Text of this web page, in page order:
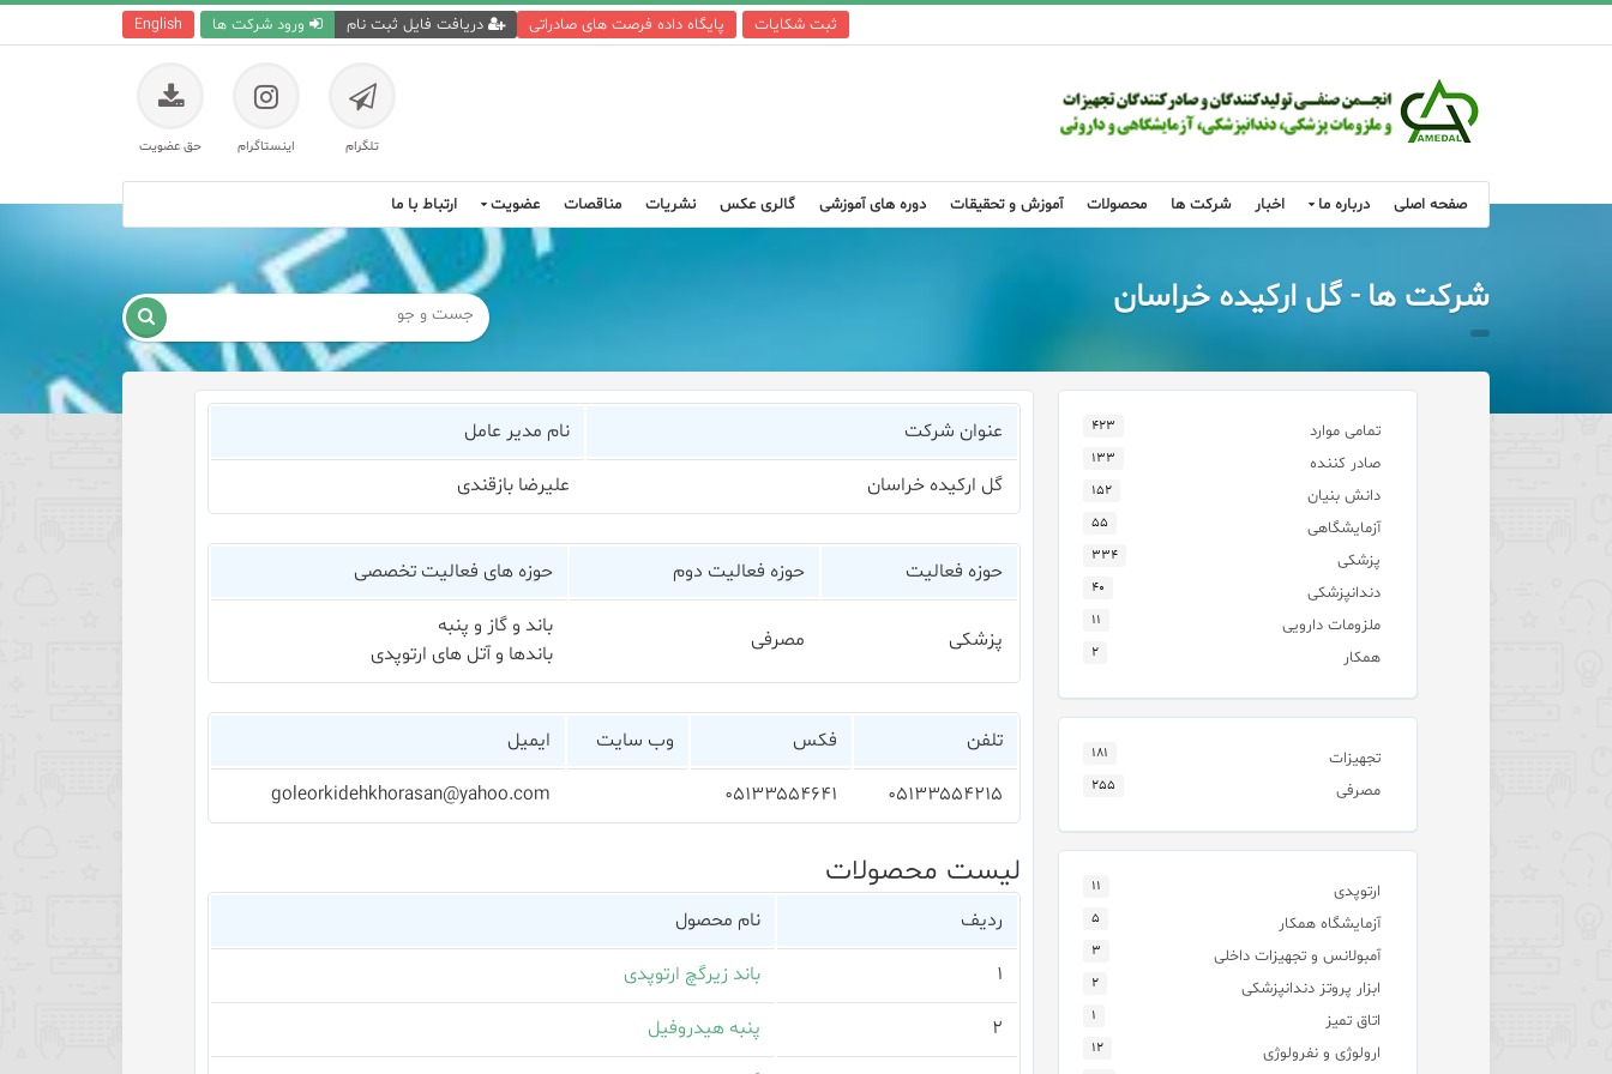
English ورود شرکت ها دریافت فایل ثبت نام پایگاه داده فرصت های صادراتی ثبت شکایات
تلگرام اینستاگرام حق عضویت
صفحه اصلی درباره ما اخبار شرکت ها محصولات آموزش و تحقیقات دوره های آموزشی گالری عکس نشریات مناقصات عضویت ارتباط با ما
شرکت ها - گل ارکیده خراسان 
عنوان شرکت نام مدیر عامل
گل ارکیده خراسان علیرضا بازقندی
حوزه فعالیت حوزه فعالیت دوم حوزه های فعالیت تخصصی
پزشکی مصرفی
باند و گاز و پنبه
باندها و آتل های ارتوپدی
تلفن فکس وب سایت ایمیل
۰۵۱۳۳۵۵۴۲۱۵ ۰۵۱۳۳۵۵۴۶۴۱ goleorkidehkhorasan@yahoo.com
لیست محصولات
ردیف نام محصول
۱ باند زیرگچ ارتوپدی
۲ پنبه هیدروفیل
تمامی موارد ۴۲۳
صادر کننده ۱۳۳
دانش بنیان ۱۵۲
آزمایشگاهی ۵۵
پزشکی ۳۳۴
دندانپزشکی ۴۰
ملزومات دارویی ۱۱
همکار ۲
تجهیزات ۱۸۱
مصرفی ۲۵۵
ارتوپدی ۱۱
آزمایشگاه همکار ۵
آمبولانس و تجهیزات داخلی ۳
ابزار پروتز دندانپزشکی ۲
اتاق تمیز ۱
ارولوژی و نفرولوژی
۱۲